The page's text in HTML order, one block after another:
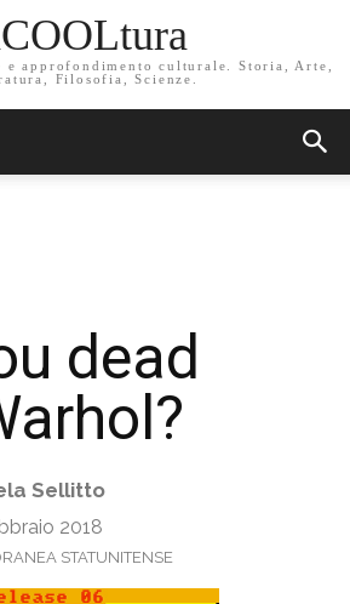
approfondimento culturale. Storia, Arte,
Filosofia, Scienze.
dead
Sellitto
2018
STATUNITENSE